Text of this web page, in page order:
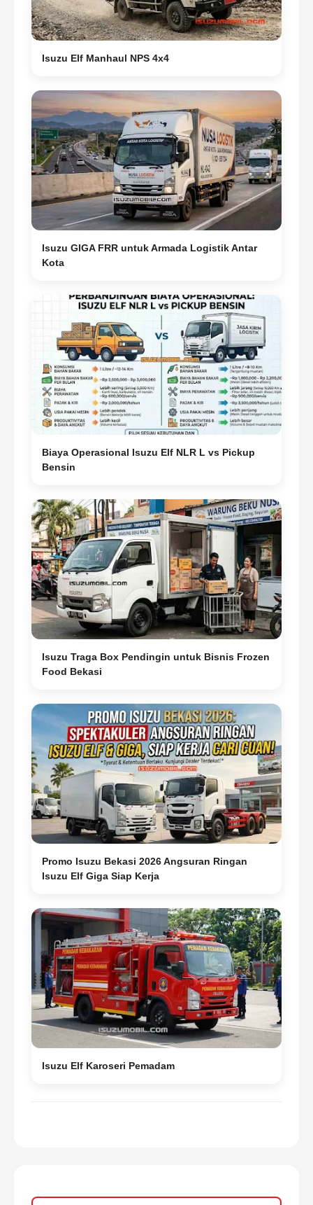
Isuzu Elf Manhaul NPS 4x4
Isuzu GIGA FRR untuk Armada Logistik Antar
Kota
Biaya Operasional Isuzu Elf NLR L vs Pickup
Bensin
Isuzu Traga Box Pendingin untuk Bisnis Frozen
Food Bekasi
Promo Isuzu Bekasi 2026 Angsuran Ringan
Isuzu Elf Giga Siap Kerja
Isuzu Elf Karoseri Pemadam